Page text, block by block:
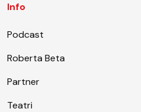
Info
Podcast
Roberta Beta
Partner
Teatri